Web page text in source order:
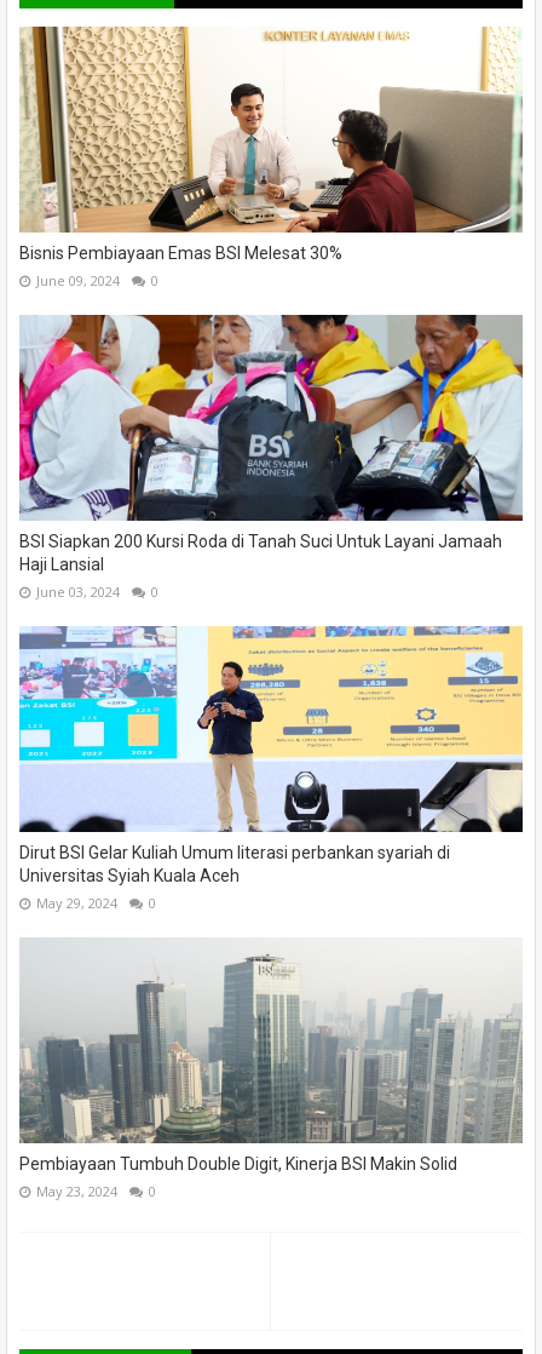
Bisnis Pembiayaan Emas BSI Melesat 30%
June 09, 2024 0
BSI Siapkan 200 Kursi Roda di Tanah Suci Untuk Layani Jamaah
Haji Lansial
June 03, 2024 0
Dirut BSI Gelar Kuliah Umum literasi perbankan syariah di
Universitas Syiah Kuala Aceh
May 29, 2024 0
Pembiayaan Tumbuh Double Digit, Kinerja BSI Makin Solid
May 23, 2024 0